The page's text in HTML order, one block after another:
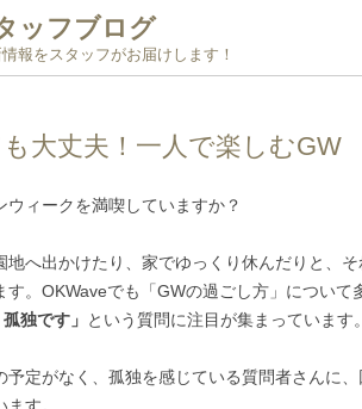
ッフブログ
報をスタッフがお届けします！
大丈夫！一人で楽しむGW
ウィークを満喫していますか？
地へ出かけたり、家でゆっくり休んだりと、
す。OKWaveでも「GWの過ごし方」について
独です」 という質問に注目が集まっています。
予定がなく、孤独を感じている質問者さんに